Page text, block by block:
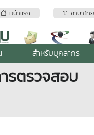
หน้าแรก ภาษาไทย
สำหรับบุคลากร
รตรวจสอบ